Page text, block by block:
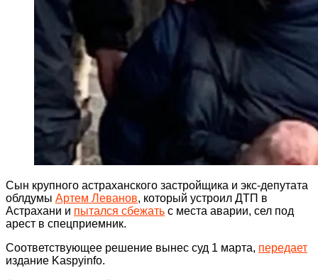
Сын крупного астраханского застройщика и экс-депутата
облдумы Артем Леванов, который устроил ДТП в
Астрахани и пытался сбежать с места аварии, сел под
арест в спецприемник.
Соответствующее решение вынес суд 1 марта, передает
издание Kaspyinfo.